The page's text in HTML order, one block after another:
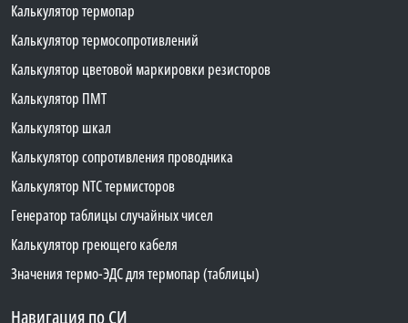
Калькулятор термопар
Калькулятор термосопротивлений
Калькулятор цветовой маркировки резисторов
Калькулятор ПМТ
Калькулятор шкал
Калькулятор сопротивления проводника
Калькулятор NTC термисторов
Генератор таблицы случайных чисел
Калькулятор греющего кабеля
Значения термо-ЭДС для термопар (таблицы)
Навигация по СИ